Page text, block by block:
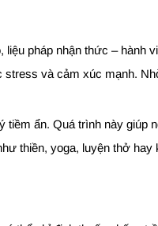
pháp nhận thức – hành
và cảm xúc mạnh.
ẩn. Quá trình này giúp
thiền, yoga, luyện thở